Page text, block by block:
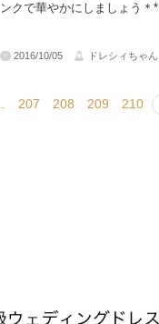
ンクで華やかにしましょう＊*
2016/10/05 ドレシィちゃん
207 208 209 210